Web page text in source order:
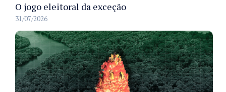
O jogo eleitoral da exceção
31/07/2026